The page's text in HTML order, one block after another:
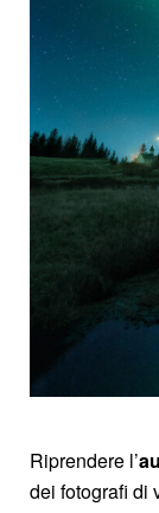
Riprendere l’
dei fotografi di